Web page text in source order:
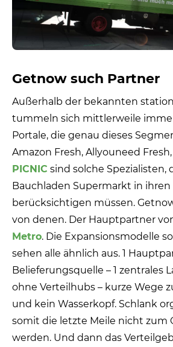
Getnow such Partner
Außerhalb der bekannten
tummeln sich mittlerweile
Portale, die genau dieses
Amazon Fresh, Allyouneed
PICNIC sind solche Spezialisten,
Bauchladen Supermarkt in
berücksichtigen müssen.
von denen. Der Hauptpartner
Metro. Die Expansionsmodelle
sehen alle ähnlich aus. 1
Belieferungsquelle – 1 zentrales
ohne Verteilhubs – kurze Wege
und kein Wasserkopf. Schlank
somit die letzte Meile nicht zum
werden. Und dann das